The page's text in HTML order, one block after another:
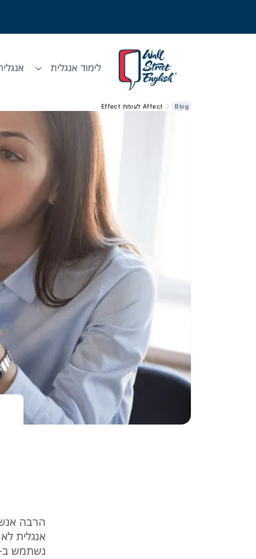
לימוד אנגלית
Blog Affect לעומת Effect
הרבה
אנגלית
נשתמש